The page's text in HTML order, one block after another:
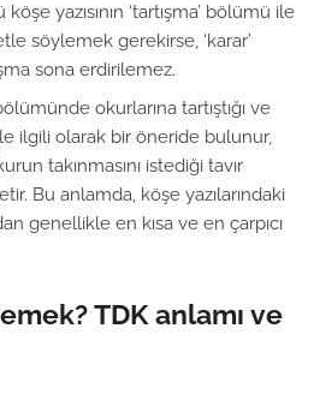
yazısının ‘tartışma’ bölümü ile
söylemek gerekirse, ‘karar’
sona erdirilemez.
okurlarına tartıştığı ve
ilgili olarak bir öneride bulunur,
takınmasını istediği tavır
Bu anlamda, köşe yazılarındaki
genellikle en kısa ve en çarpıcı
TDK anlamı ve